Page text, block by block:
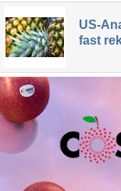
US-
fast